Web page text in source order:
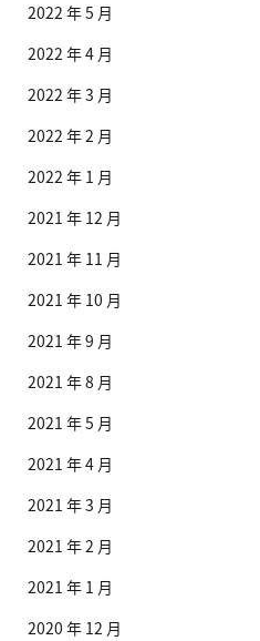
2022 年 5 月
2022 年 4 月
2022 年 3 月
2022 年 2 月
2022 年 1 月
2021 年 12 月
2021 年 11 月
2021 年 10 月
2021 年 9 月
2021 年 8 月
2021 年 5 月
2021 年 4 月
2021 年 3 月
2021 年 2 月
2021 年 1 月
2020 年 12 月